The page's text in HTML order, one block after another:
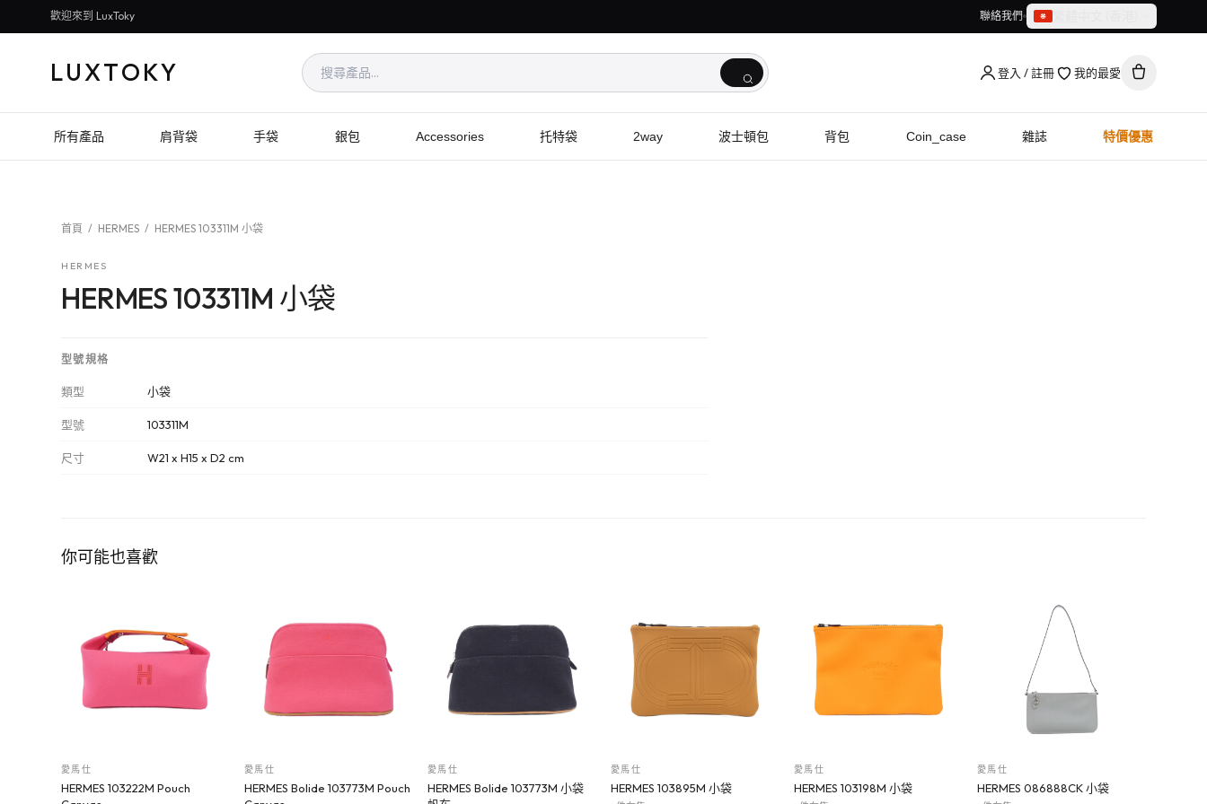
歡迎來到 LuxToky 聯絡我們
繁體中文（香港）
LUXTOKY 登入 / 註冊 我的最愛
所有產品 肩背袋 手袋 銀包 Accessories 托特袋 2way 波士頓包 背包 Coin_case 雜誌 特價優惠
首頁 / HERMES / HERMES 103311M 小袋
HERMES
HERMES 103311M 小袋
型號規格
類型 小袋
型號 103311M
尺寸 W21 x H15 x D2 cm
你可能也喜歡
愛馬仕
HERMES 103222M Pouch
愛馬仕
HERMES Bolide 103773M Pouch
愛馬仕
HERMES Bolide 103773M 小袋
愛馬仕
HERMES 103895M 小袋
愛馬仕
HERMES 103198M 小袋
愛馬仕
HERMES 086888CK 小袋